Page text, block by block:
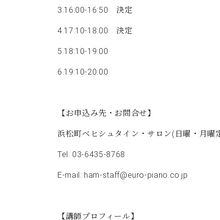
3.16:00-16:50 決定
4.17:10-18:00 決定
5.18:10-19:00
6.19:10-20:00
【お申込み先・お問合せ】
浜松町ベヒシュタイン・サロン(日曜・月曜
Tel: 03-6435-8768
E-mail: ham-staff@euro-piano.co.jp
【講師プロフィール】